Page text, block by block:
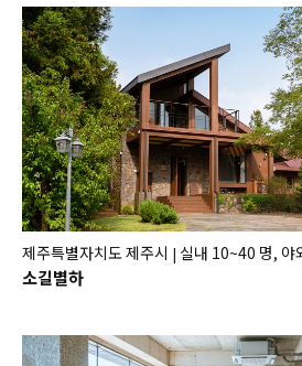
제주특별자치도 제주시 | 실내 10~40 명, 야
소길별하